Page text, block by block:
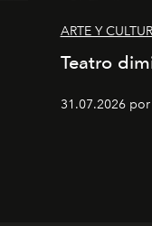
ARTE Y
Teatro
31.07.2026